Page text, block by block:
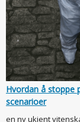
Hvordan å stoppe
scenarioer
en ny ukjent